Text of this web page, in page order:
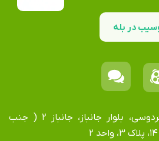
آدرس دفتر: مشهد، بلوار فردوسی، بلوار جانباز، جانباز ۲ ( جنب
در بله